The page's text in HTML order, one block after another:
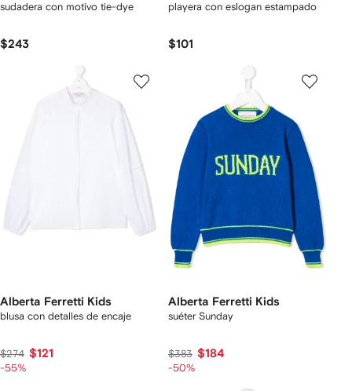
sudadera con motivo tie-dye
$243
playera con eslogan estampado
$101
Alberta Ferretti Kids
blusa con detalles de encaje
$274 $121
-55%
Alberta Ferretti Kids
suéter Sunday
$383 $184
-50%